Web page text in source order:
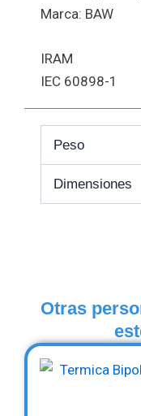
Marca: BAW
IRAM
IEC 60898-1
Peso
Dimensiones
Otras